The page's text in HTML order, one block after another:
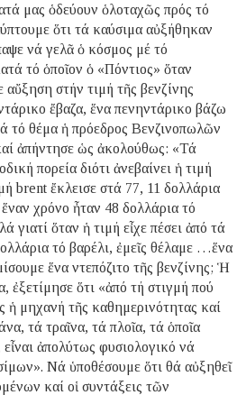
μας ὁδεύουν ὁλοταχῶς πρός τό
ὅτι τά καύσιμα αὐξήθηκαν
νά γελᾶ ὁ κόσμος μέ τό
τό ὁποῖον ὁ «Πόντιος» ὅταν
στήν τιμή τῆς βενζίνης
ἔβαζα, ἕνα πενηντάρικο βάζω
τό θέμα ἡ πρόεδρος Βενζινοπωλῶν
ἀπήντησε ὡς ἀκολούθως: «Τά
πορεία διότι ἀνεβαίνει ἡ τιμή
brent ἔκλεισε στά 77, 11 δολλάρια
χρόνο ἦταν 48 δολλάρια τό
γιατί ὅταν ἡ τιμή εἶχε πέσει ἀπό τά
τό βαρέλι, ἐμεῖς θέλαμε …ἕνα
ἕνα ντεπόζιτο τῆς βενζίνης; Ἡ
ἐξετίμησε ὅτι «ἀπό τή στιγμή πού
ἡ μηχανή τῆς καθημερινότητας καί
τά τραῖνα, τά πλοῖα, τά ὁποῖα
εἶναι ἀπολύτως φυσιολογικό νά
Νά ὑποθέσουμε ὅτι θά αὐξηθεῖ
καί οἱ συντάξεις τῶν